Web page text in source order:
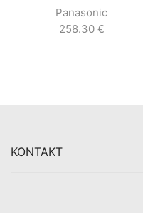
Panasonic
258.30 €
KONTAKT